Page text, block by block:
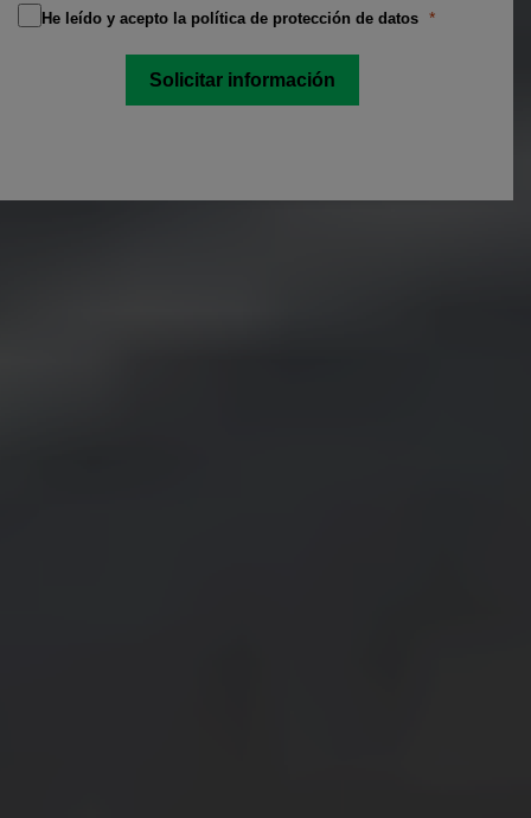
He leído y acepto la política de protección de datos
Solicitar información